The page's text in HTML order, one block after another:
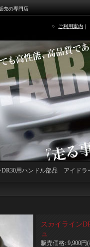
売の専門店
ご利用案内 ｜
DR30用ハンドル部品 アイドラ
スカイライン
ュ
販売価格: 9,900円(